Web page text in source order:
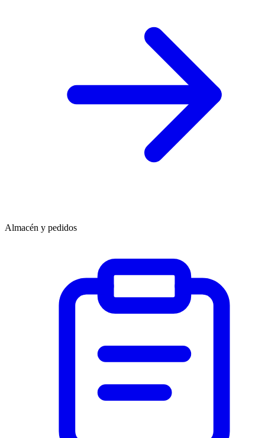
Almacén y pedidos